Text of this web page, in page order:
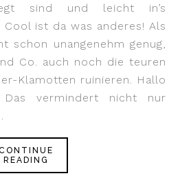
sind und leicht in’s
ist da was anderes! Als
schon unangenehm genug,
Co. auch noch die teuren
Klamotten ruinieren. Hallo
Das vermindert nicht nur
READING